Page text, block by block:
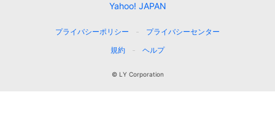
Yahoo! JAPAN
プライバシーポリシー
プライバシーセンター
規約
ヘルプ
© LY Corporation